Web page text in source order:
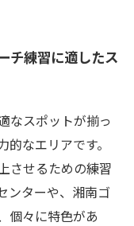
チ練習に適したス
なスポットが揃っ
なエリアです。
させるための練習
ンターや、湘南ゴ
個々に特色があ